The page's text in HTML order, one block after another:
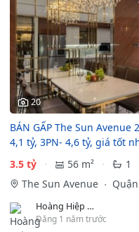
20
BÁN GẤP The Sun Avenue
4,1 tỷ, 3PN- 4,6 tỷ, giá tốt
3.5 tỷ
56 m²
1
The Sun Avenue
Hoàng Hiệp Novaland
Đăng 1 năm trước